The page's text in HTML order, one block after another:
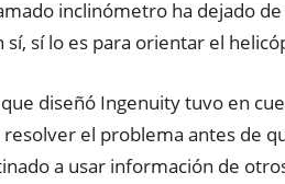
inclinómetro ha dejado
sí, sí lo es para orientar el
diseñó Ingenuity tuvo en
el problema antes de
a usar información de